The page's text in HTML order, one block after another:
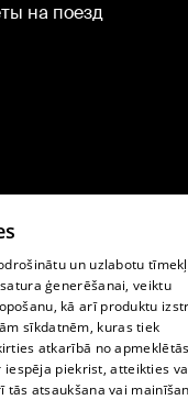
на поезд
un uzlabotu
ģenerēšanai, veiktu
kā arī produktu
sīkdatnēm, kuras tiek
atkarībā no
piekrist, atteikties
tās atsaukšana vai